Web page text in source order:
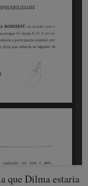
que Dilma estaria